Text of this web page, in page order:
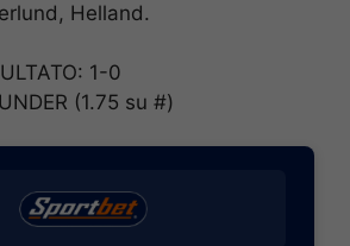
Helland.
1-0
(1.75 su #)